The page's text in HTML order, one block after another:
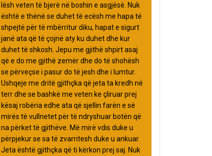
lësh veten të bjerë në boshin e asgjësë. Nuk
është e thënë se duhet të ecësh me hapa të
shpejtë për të mbërritur diku, hapat e sigurt
janë ata që të çojnë aty ku duhet dhe kur
duhet të shkosh. Jepu me gjithë shpirt asaj
që e do me gjithë zemër dhe do të shohësh
se përveçse i pasur do të jesh dhe i lumtur.
Ushqeje me dritë gjithçka që jeta ta kredh në
terr dhe se bashkë me veten ke çliruar prej
kësaj robëria edhe ata që sjellin farën e së
mirës të vullnetet për të ndryshuar botën që
na përket të gjithëve. Më mirë vdis duke u
përpjekur se sa të zvarritesh duke u ankuar.
Jeta është gjithçka që ti kërkon prej saj. Nuk